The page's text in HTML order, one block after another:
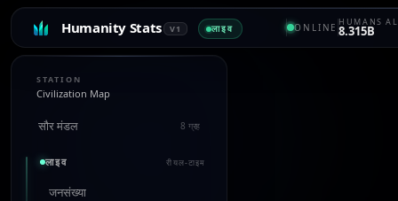
Humanity Stats V1 लाइव ONLINE HUMANS
8.315B
STATION
Civilization Map
सौर मंडल 8 ग्रह
लाइव रीयल-टाइम
जनसंख्या